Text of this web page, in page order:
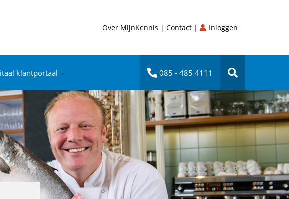
Over MijnKennis | Contact | Inloggen
klantportaal 085 - 485 4111